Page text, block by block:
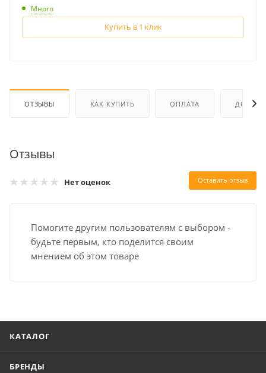
Много
Купить в 1 клик
ОТЗЫВЫ КАК КУПИТЬ ОПЛАТА
Отзывы
Нет оценок Оставить отзыв
Помогите другим пользователям с выбором -
будьте первым, кто поделится своим
мнением об этом товаре
КАТАЛОГ
БРЕНДЫ